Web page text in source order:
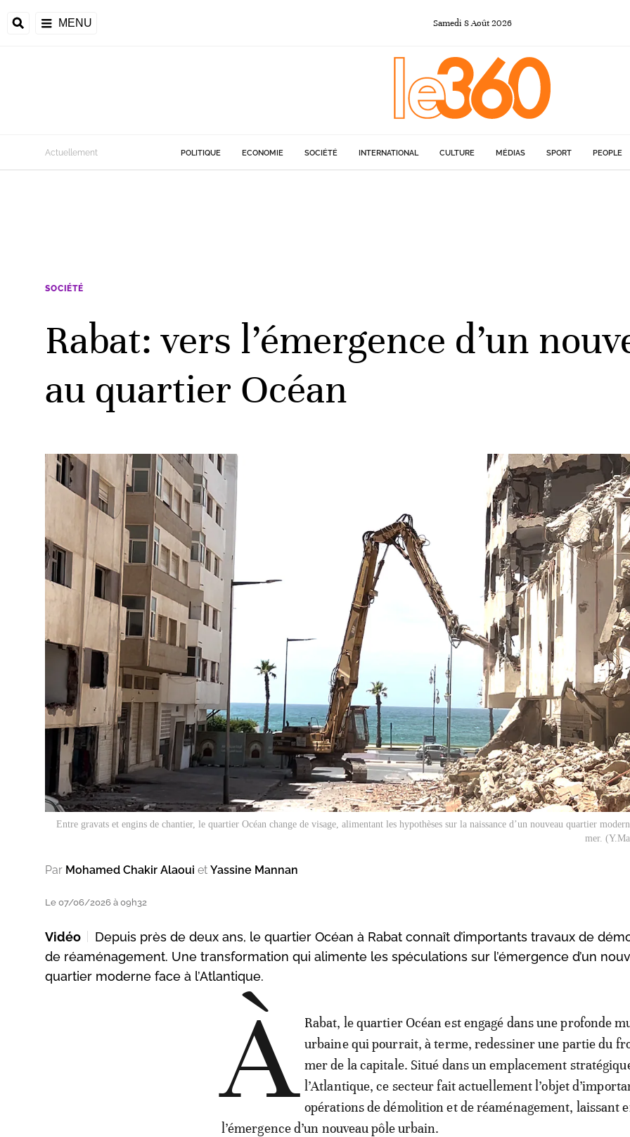
MENU Samedi 8Août2026
Actuellement POLITIQUE ECONOMIE SOCIÉTÉ INTERNATIONAL CULTURE MÉDIAS SPORT PEOPLE
SOCIÉTÉ
Rabat: vers l’émergence d’un
au quartier Océan
Entre gravats et engins de chantier, le quartier Océan change de visage, alimentant les hypothèses sur la naissance d’un nouveau quartier
mer.
Par Mohamed Chakir Alaoui et Yassine Mannan
Le 07/06/2026 à 09h32
Vidéo
Depuis près de deux ans, le quartier Océan à Rabat connaît d’importants travaux de
de réaménagement. Une transformation qui alimente les spéculations sur l’émergence d’un
quartier moderne face à l’Atlantique.
À Rabat, le quartier Océan est engagé dans une profonde
urbaine qui pourrait, à terme, redessiner une partie du
mer de la capitale. Situé dans un emplacement
l’Atlantique, ce secteur fait actuellement l’objet
opérations de démolition et de réaménagement, laissant
l’émergence d’un nouveau pôle urbain.